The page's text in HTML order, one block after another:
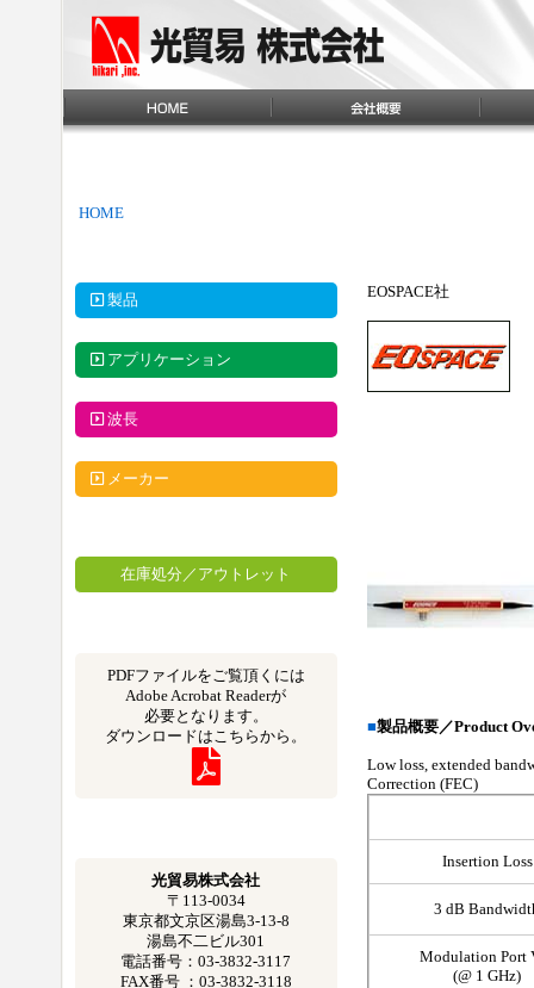
HOME
製品
アプリケーション
波長
メーカー
在庫処分／アウトレット
PDFファイルをご覧頂くには
Adobe Acrobat Readerが
必要となります。
ダウンロードはこちらから。
光貿易株式会社
〒113-0034
東京都文京区湯島3-13-8
湯島不二ビル301
電話番号：03-3832-3117
FAX番号 ：03-3832-3118
EOSPACE社
■製品概要／Product
Low loss, extended
Correction (FEC)
Insertion Loss
3 dB
Modulation Port
(@ 1 GHz)